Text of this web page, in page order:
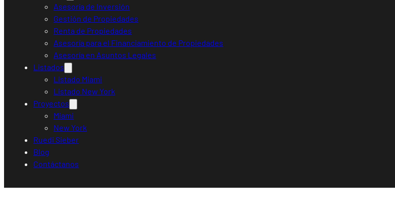
Asesoría de Inversión
Gestión de Propiedades
Renta de Propiedades
Asesoría para el Financiamiento de Propiedades
Asesoría en Asuntos Legales
Listados
Listado Miami
Listado New York
Proyectos
Miami
New York
Ruedi Sieber
Blog
Contáctanos